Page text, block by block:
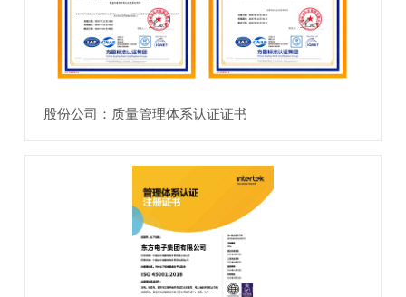
股份公司：质量管理体系认证证书